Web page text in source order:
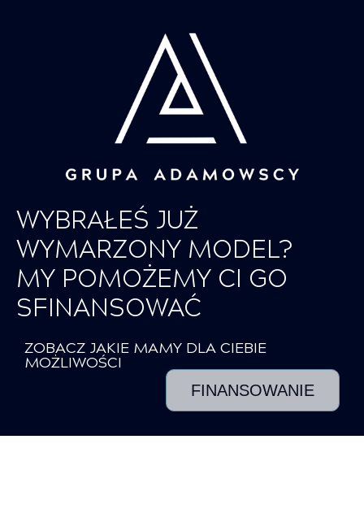
WYBRAŁEŚ JUŻ
WYMARZONY MODEL?
MY POMOŻEMY CI GO
SFINANSOWAĆ
ZOBACZ JAKIE MAMY DLA CIEBIE
MOŻLIWOŚCI
FINANSOWANIE